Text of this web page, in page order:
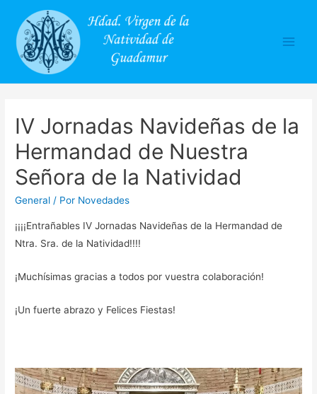
IV Jornadas Navideñas de la
Hermandad de Nuestra
Señora de la Natividad
General / Por Novedades
¡¡¡¡Entrañables IV Jornadas Navideñas de la Hermandad de
Ntra. Sra. de la Natividad!!!!
¡Muchísimas gracias a todos por vuestra colaboración!
¡Un fuerte abrazo y Felices Fiestas!